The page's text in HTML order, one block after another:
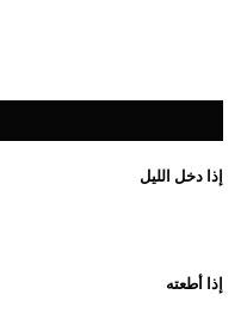
إذا دخل الليل
إذا أطعته